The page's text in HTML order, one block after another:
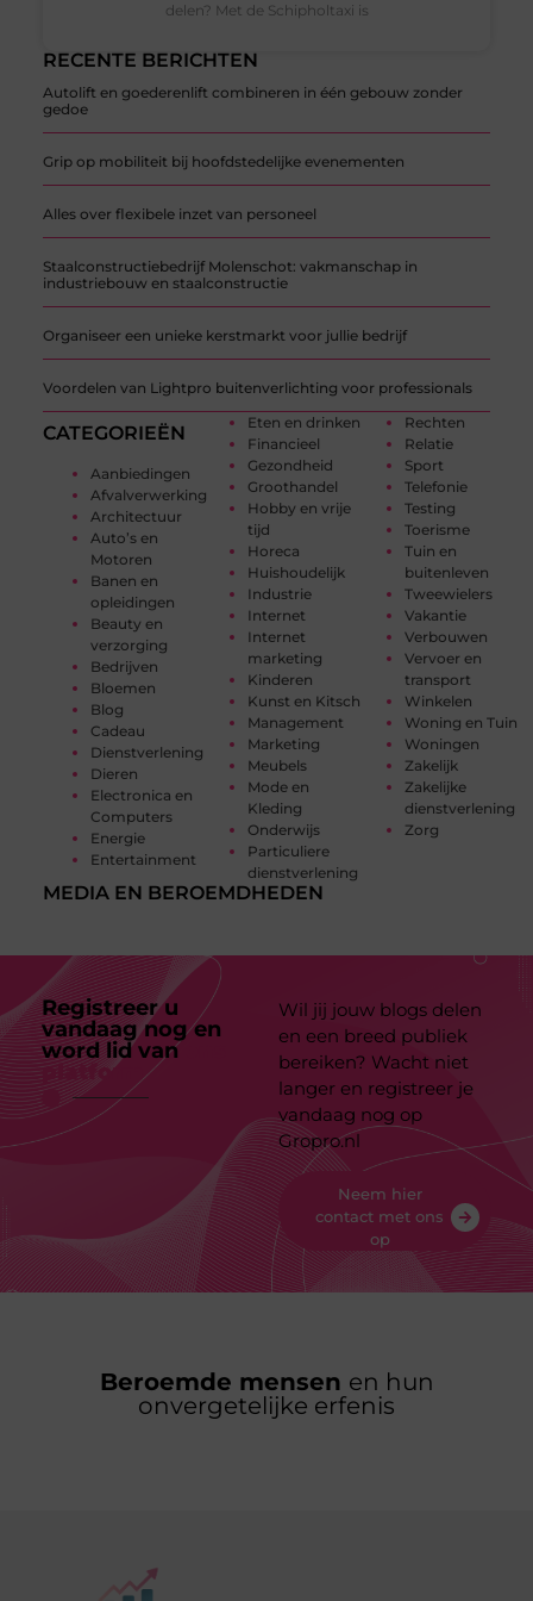
RECENTE BERICHTEN
Autolift en goederenlift combineren in één gebouw zonder
gedoe
Grip op mobiliteit bij hoofdstedelijke evenementen
Alles over flexibele inzet van personeel
Staalconstructiebedrijf Molenschot: vakmanschap in
industriebouw en staalconstructie
Organiseer een unieke kerstmarkt voor jullie bedrijf
Voordelen van Lightpro buitenverlichting voor professionals
CATEGORIEËN
Aanbiedingen
Afvalverwerking
Architectuur
Auto’s en
Motoren
Banen en
opleidingen
Beauty en
verzorging
Bedrijven
Bloemen
Blog
Cadeau
Dienstverlening
Dieren
Electronica en
Computers
Energie
Entertainment
Eten en drinken
Financieel
Gezondheid
Groothandel
Hobby en vrije
tijd
Horeca
Huishoudelijk
Industrie
Internet
Internet
marketing
Kinderen
Kunst en Kitsch
Management
Marketing
Meubels
Mode en
Kleding
Onderwijs
Particuliere
dienstverlening
Rechten
Relatie
Sport
Telefonie
Testing
Toerisme
Tuin en
buitenleven
Tweewielers
Vakantie
Verbouwen
Vervoer en
transport
Winkelen
Woning en Tuin
Woningen
Zakelijk
Zakelijke
dienstverlening
Zorg
MEDIA EN BEROEMDHEDEN
delen? Met de Schipholtaxi is
Registreer u
vandaag nog en
word lid van
platform
Wil jij jouw blogs delen
en een breed publiek
bereiken? Wacht niet
langer en registreer je
vandaag nog op
Gropro.nl
Neem hier
contact met ons
op
Beroemde mensen en hun
onvergetelijke erfenis